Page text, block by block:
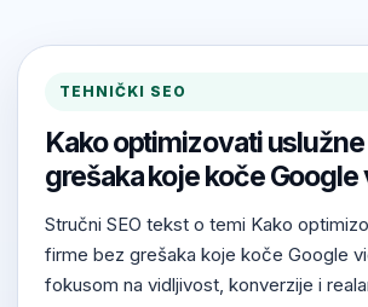
TEHNIČKI SEO
Kako optimizovati
grešaka koje koče
Stručni SEO tekst o temi Kako
firme bez grešaka koje koče Google
fokusom na vidljivost, konverzije i